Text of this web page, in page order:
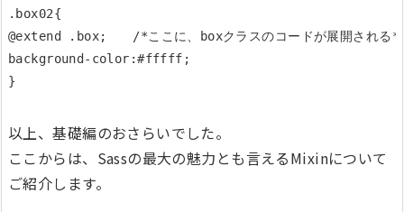
.box02{
@extend .box;　　/*ここに、boxクラスのコードが展開される
background-color:#fffff;
以上、基礎編のおさらいでした。
ここからは、Sassの最大の魅力とも言えるMixinについて
ご紹介します。